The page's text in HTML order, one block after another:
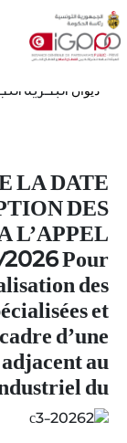
Skip to main content
الرئيسية
ب
ديوان البحرية
LA DATE
DES
L’APPEL
/2026 Pour
des
et
d’une
au
du